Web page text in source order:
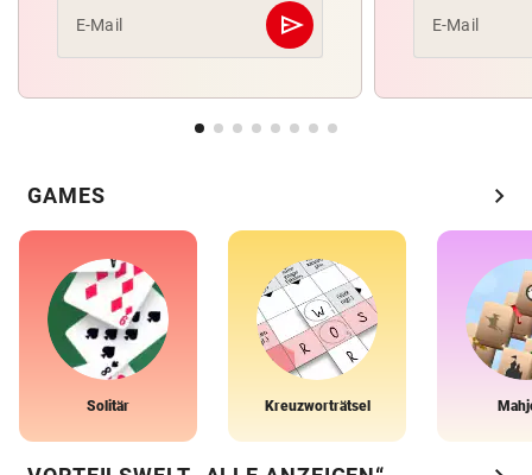
E-Mail send
Abschicken E-Mail
GAMES chevron_right
Solitär Kreuzworträtsel